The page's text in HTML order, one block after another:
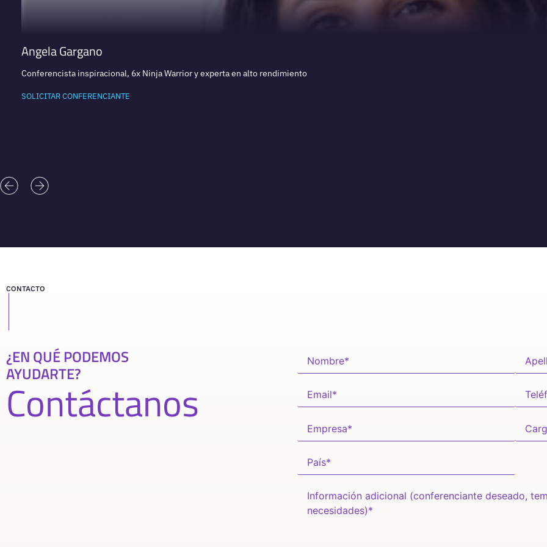
Angela Gargano
Conferencista inspiracional, 6x Ninja Warrior y experta en alto rendimiento
SOLICITAR CONFERENCIANTE
CONTACTO
¿EN QUÉ PODEMOS
AYUDARTE?
Contáctanos